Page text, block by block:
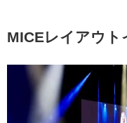
MICEレイアウト